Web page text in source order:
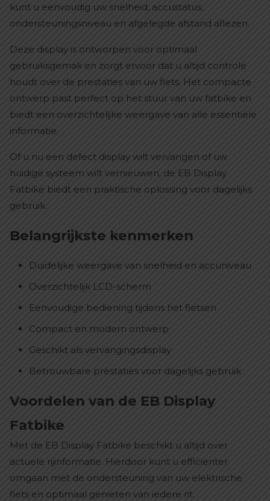
kunt u eenvoudig uw snelheid, accustatus,
ondersteuningsniveau en afgelegde afstand aflezen.
Deze display is ontworpen voor optimaal
gebruiksgemak en zorgt ervoor dat u altijd controle
houdt over de prestaties van uw fiets. Het compacte
ontwerp past perfect op het stuur van uw fatbike en
biedt een overzichtelijke weergave van alle essentiële
informatie.
Of u nu een defect display wilt vervangen of uw
huidige systeem wilt vernieuwen, de EB Display
Fatbike biedt een praktische oplossing voor dagelijks
gebruik.
Belangrijkste kenmerken
Duidelijke weergave van snelheid en accuniveau
Overzichtelijk LCD-scherm
Eenvoudige bediening tijdens het fietsen
Compact en modern ontwerp
Geschikt als vervangingsdisplay
Betrouwbare prestaties voor dagelijks gebruik
Voordelen van de EB Display
Fatbike
Met de EB Display Fatbike beschikt u altijd over
actuele rijinformatie. Hierdoor kunt u efficiënter
omgaan met de ondersteuning van uw elektrische
fiets en optimaal genieten van iedere rit.